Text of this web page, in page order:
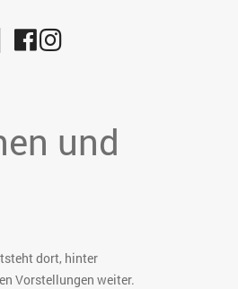
und
dort, hinter
Vorstellungen weiter.